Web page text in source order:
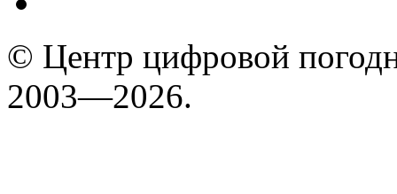
© Центр цифровой
2003—2026.